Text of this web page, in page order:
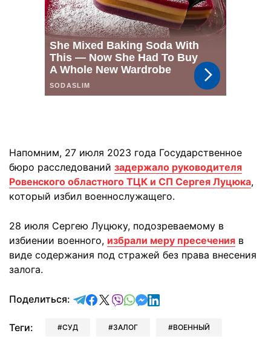
Напомним, 27 июля 2023 года Государственное
бюро расследований задержало руководителя
Ровенского областного ТЦК и СП Сергея Луцюка,
который избил военнослужащего.
28 июля Сергею Луцюку, подозреваемому в
избиении военного, избрали меру пресечения в
виде содержания под стражей без права внесения
залога.
Поделиться: отправить в Telegram
поделиться в Facebook
поделиться в X
отправить в Viber
отправить в Whatsapp
отправить в Messenger
отправить в LinkedIn
Теги: СУД ЗАЛОГ ВОЕННЫЙ